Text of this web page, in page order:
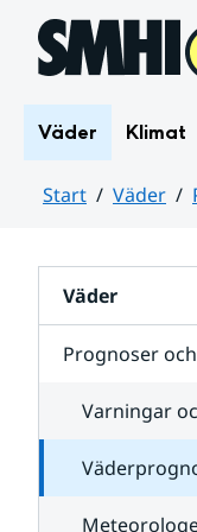
Hoppa till sidans
Väder Klimat
Start Väder
Väder
Prognoser
Varningar